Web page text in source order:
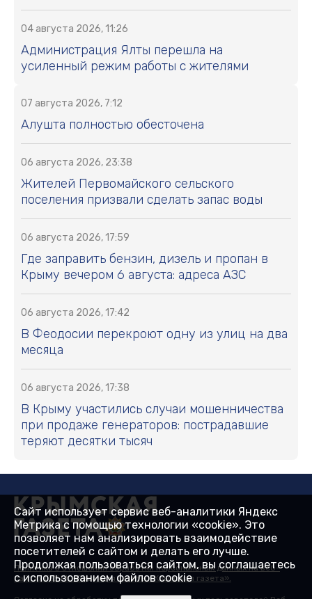
04 августа 2026, 11:26
Администрация Ялты перешла на
усиленный режим работы с жителями
07 августа 2026, 7:12
Алушта полностью обесточена
06 августа 2026, 23:38
Жителей Первомайского сельского
поселения призвали сделать запас воды
06 августа 2026, 17:59
Где заправить бензин, дизель и пропан в
Крыму вечером 6 августа: адреса АЗС
06 августа 2026, 17:42
В Феодосии перекроют одну из улиц на два
месяца
06 августа 2026, 17:38
В Крыму участились случаи мошенничества
при продаже генераторов: пострадавшие
теряют десятки тысяч
Политика в отношении обработки персональных данных на веб-
сайтах ГБУ РК «Редакция газеты «Крымская газета».
Сайт использует сервис веб-аналитики Яндекс
Метрика с помощью технологии «cookie». Это
позволяет нам анализировать взаимодействие
посетителей с сайтом и делать его лучше.
Продолжая пользоваться сайтом, вы соглашаетесь
с использованием файлов cookie